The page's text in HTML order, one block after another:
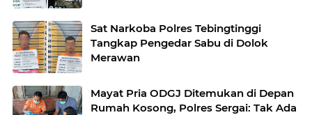
Sat Narkoba Polres Tebingtinggi
Tangkap Pengedar Sabu di Dolok
Merawan
Mayat Pria ODGJ Ditemukan di Depan
Rumah Kosong, Polres Sergai: Tak Ada